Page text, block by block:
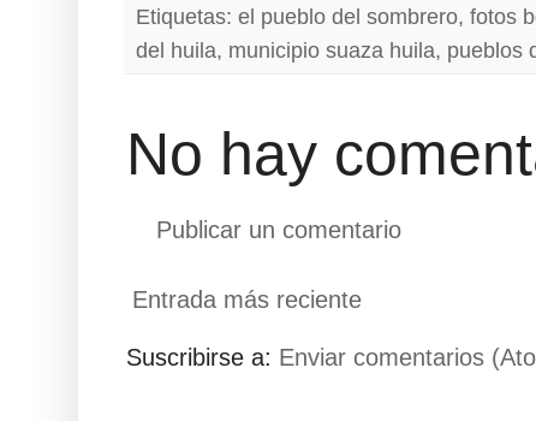
Etiquetas: el pueblo del sombrero, fotos
del huila, municipio suaza huila, pueblos
No hay
Publicar un comentario
Entrada más reciente
Suscribirse a: Enviar comentarios